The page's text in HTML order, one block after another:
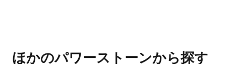
ほかのパワーストーンから探す